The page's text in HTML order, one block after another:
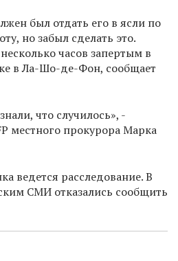
был отдать его в ясли по
но забыл сделать это.
часов запертым в
в Ла-Шо-де-Фон, сообщает
что случилось», -
местного прокурора Марка
ведется расследование. В
СМИ отказались сообщить